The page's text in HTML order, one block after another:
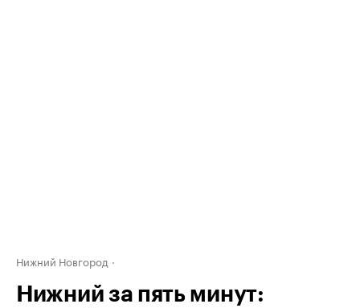
Нижний Новгород
Нижний за пять минут: